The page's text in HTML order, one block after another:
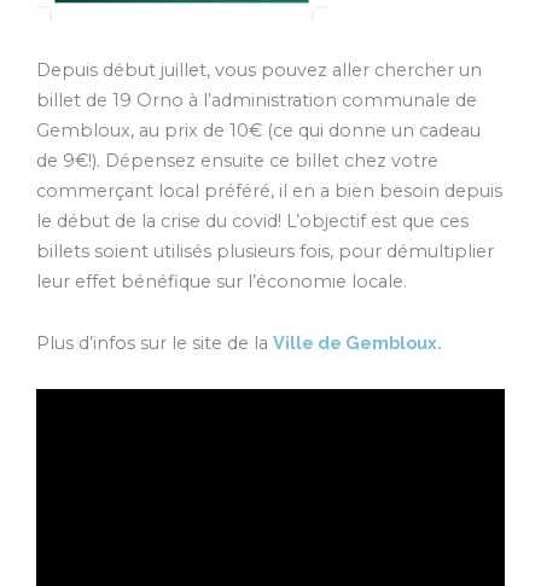
Depuis début juillet, vous pouvez aller chercher un
billet de 19 Orno à l’administration communale de
Gembloux, au prix de 10€ (ce qui donne un cadeau
de 9€!). Dépensez ensuite ce billet chez votre
commerçant local préféré, il en a bien besoin depuis
le début de la crise du covid! L’objectif est que ces
billets soient utilisés plusieurs fois, pour démultiplier
leur effet bénéfique sur l’économie locale.
Plus d’infos sur le site de la Ville de Gembloux.